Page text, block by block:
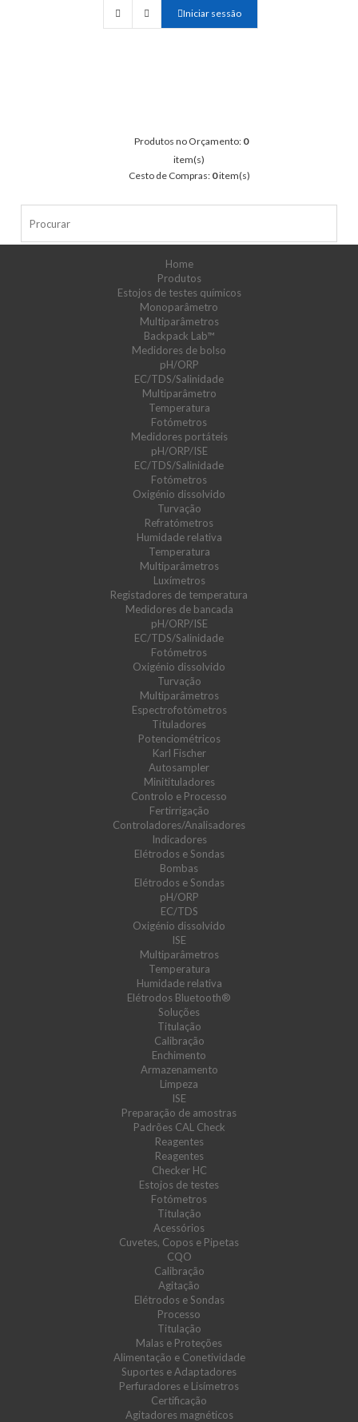
Iniciar sessão
Produtos no Orçamento: 0
item(s)
Cesto de Compras: 0item(s)
Home
Produtos
Estojos de testes químicos
Monoparâmetro
Multiparâmetros
Backpack Lab™
Medidores de bolso
pH/ORP
EC/TDS/Salinidade
Multiparâmetro
Temperatura
Fotómetros
Medidores portáteis
pH/ORP/ISE
EC/TDS/Salinidade
Fotómetros
Oxigénio dissolvido
Turvação
Refratómetros
Humidade relativa
Temperatura
Multiparâmetros
Luxímetros
Registadores de temperatura
Medidores de bancada
pH/ORP/ISE
EC/TDS/Salinidade
Fotómetros
Oxigénio dissolvido
Turvação
Multiparâmetros
Espectrofotómetros
Tituladores
Potenciométricos
Karl Fischer
Autosampler
Minitituladores
Controlo e Processo
Fertirrigação
Controladores/Analisadores
Indicadores
Elétrodos e Sondas
Bombas
Elétrodos e Sondas
pH/ORP
EC/TDS
Oxigénio dissolvido
ISE
Multiparâmetros
Temperatura
Humidade relativa
Elétrodos Bluetooth®
Soluções
Titulação
Calibração
Enchimento
Armazenamento
Limpeza
ISE
Preparação de amostras
Padrões CAL Check
Reagentes
Reagentes
Checker HC
Estojos de testes
Fotómetros
Titulação
Acessórios
Cuvetes, Copos e Pipetas
CQO
Calibração
Agitação
Elétrodos e Sondas
Processo
Titulação
Malas e Proteções
Alimentação e Conetividade
Suportes e Adaptadores
Perfuradores e Lisímetros
Certificação
Agitadores magnéticos